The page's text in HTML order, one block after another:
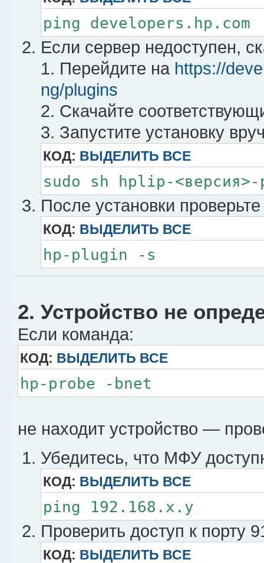
ping developers.hp.com
Если сервер недоступен,
1. Перейдите на https://
ng/plugins
2. Скачайте
3. Запустите установку
КОД: ВЫДЕЛИТЬ ВСЕ
sudo sh hplip-
После установки
КОД: ВЫДЕЛИТЬ ВСЕ
hp-plugin -s
2. Устройство не
Если команда:
КОД: ВЫДЕЛИТЬ ВСЕ
hp-probe -bnet
не находит устройство —
Убедитесь, что МФУ
КОД: ВЫДЕЛИТЬ ВСЕ
ping 192.168.x.y
Проверить доступ к порту
КОД: ВЫДЕЛИТЬ ВСЕ